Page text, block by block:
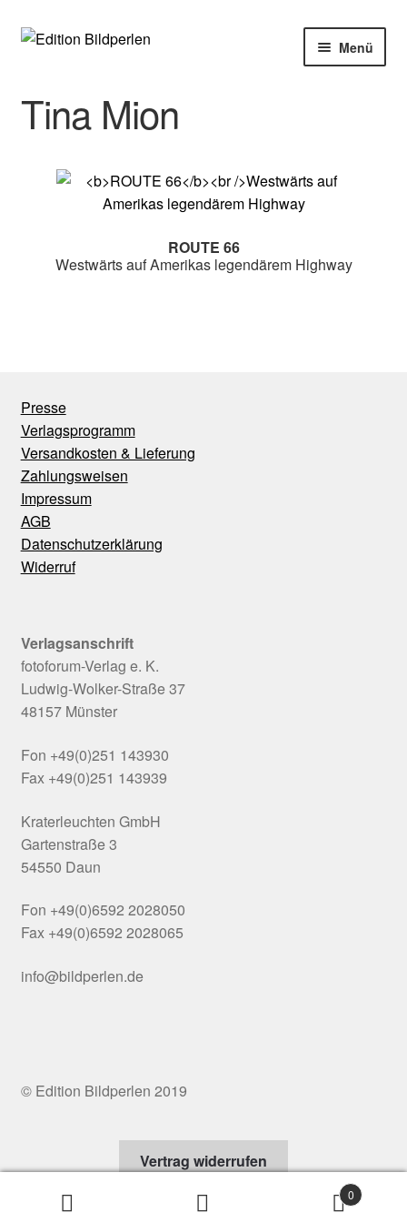
Zur
Zum
Menü
Autoren
Tina Mion
ROUTE 66
Westwärts auf Amerikas legendärem Highway
Presse
Verlagsprogramm
Versandkosten & Lieferung
Zahlungsweisen
Impressum
AGB
Datenschutzerklärung
Widerruf
Verlagsanschrift
fotoforum-Verlag e. K.
Ludwig-Wolker-Straße 37
48157 Münster
Fon +49(0)251 143930
Fax +49(0)251 143939
Kraterleuchten GmbH
Gartenstraße 3
54550 Daun
Fon +49(0)6592 2028050
Fax +49(0)6592 2028065
info@bildperlen.de
© Edition Bildperlen 2019
Vertrag widerrufen
0